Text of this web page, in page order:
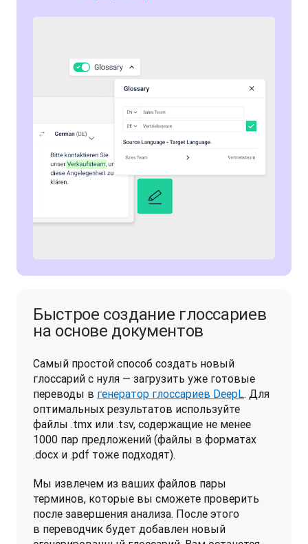
Быстрое создание глоссариев
на основе документов
Самый простой способ создать новый
глоссарий с нуля — загрузить уже готовые
переводы в генератор глоссариев DeepL. Для
оптимальных результатов используйте
файлы .tmx или .tsv, содержащие не менее
1000 пар предложений (файлы в форматах
.docx и .pdf тоже подходят).
Мы извлечем из ваших файлов пары
терминов, которые вы сможете проверить
после завершения анализа. После этого
в переводчик будет добавлен новый